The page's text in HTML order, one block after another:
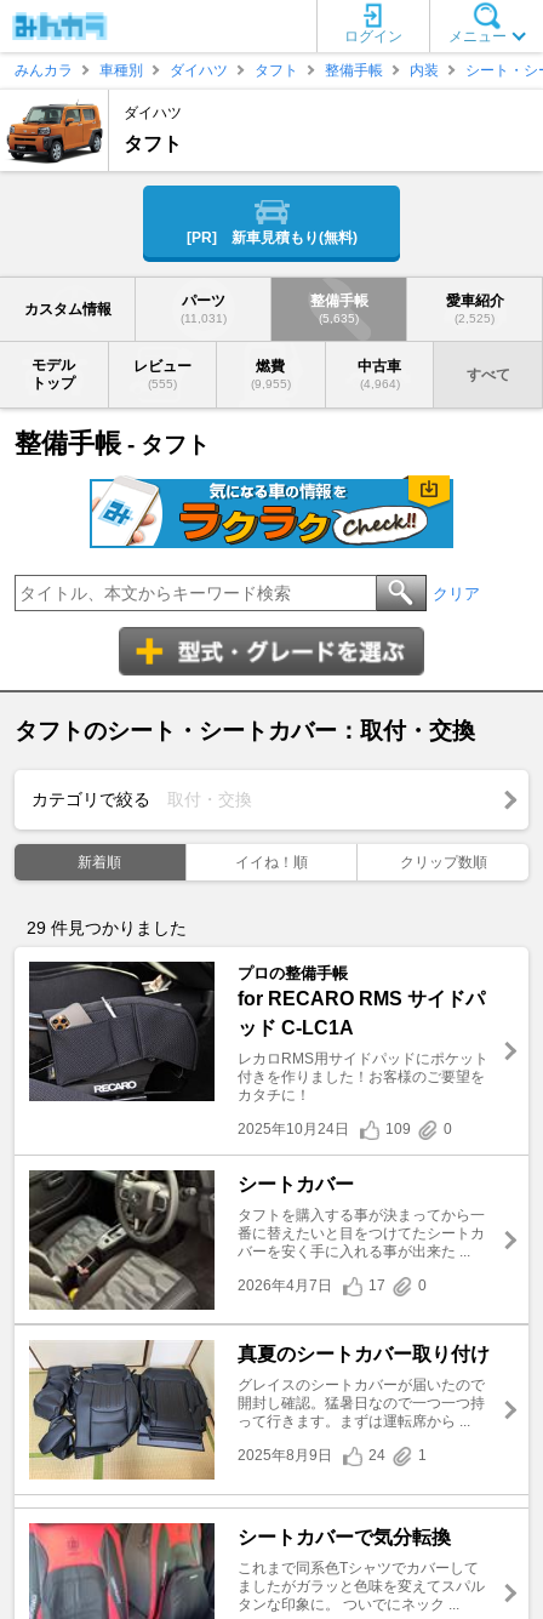
メニュー
ログイン
みんカラ
車種別 ダイハツ タフト 整備手帳 内装 シート・シ
ダイハツ
タフト
[PR] 新車見積もり(無料)
カスタム情報 パーツ
(11,031)
整備手帳
(5,635)
愛車紹介
(2,525)
モデル
トップ
レビュー
(555)
燃費
(9,955)
中古車
(4,964)
すべて
整備手帳 - タフト
クリア
タフトのシート・シートカバー：取付・交換
カテゴリで絞る 取付・交換
新着順 イイね！順 クリップ数順
29 件見つかりました
プロの整備手帳
for RECARO RMS サイドパ
ッド C-LC1A
レカロRMS用サイドパッドにポケット
付きを作りました！お客様のご要望を
カタチに！
2025年10月24日
109 0
シートカバー
タフトを購入する事が決まってから一
番に替えたいと目をつけてたシートカ
バーを安く手に入れる事が出来た ...
2026年4月7日
17 0
真夏のシートカバー取り付け
グレイスのシートカバーが届いたので
開封し確認。猛暑日なので一つ一つ持
って行きます。まずは運転席から ...
2025年8月9日
24 1
シートカバーで気分転換
これまで同系色Tシャツでカバーして
ましたがガラッと色味を変えてスパル
タンな印象に。 ついでにネック ...